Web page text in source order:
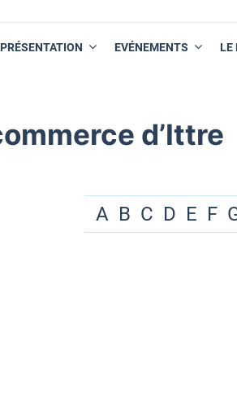
PRÉSENTATION EVÉNEMENTS LE
d’Ittre
A B C D E F